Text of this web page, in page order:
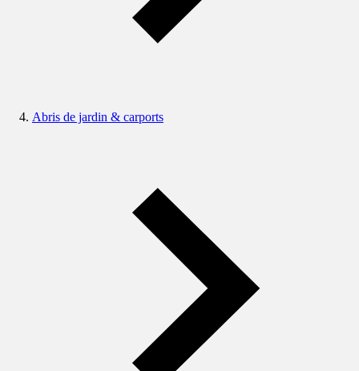
Abris de jardin & carports